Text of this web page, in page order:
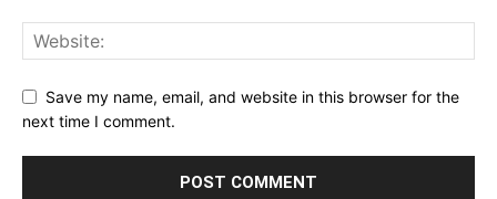
Save my name, email, and website in this browser for the
next time I comment.